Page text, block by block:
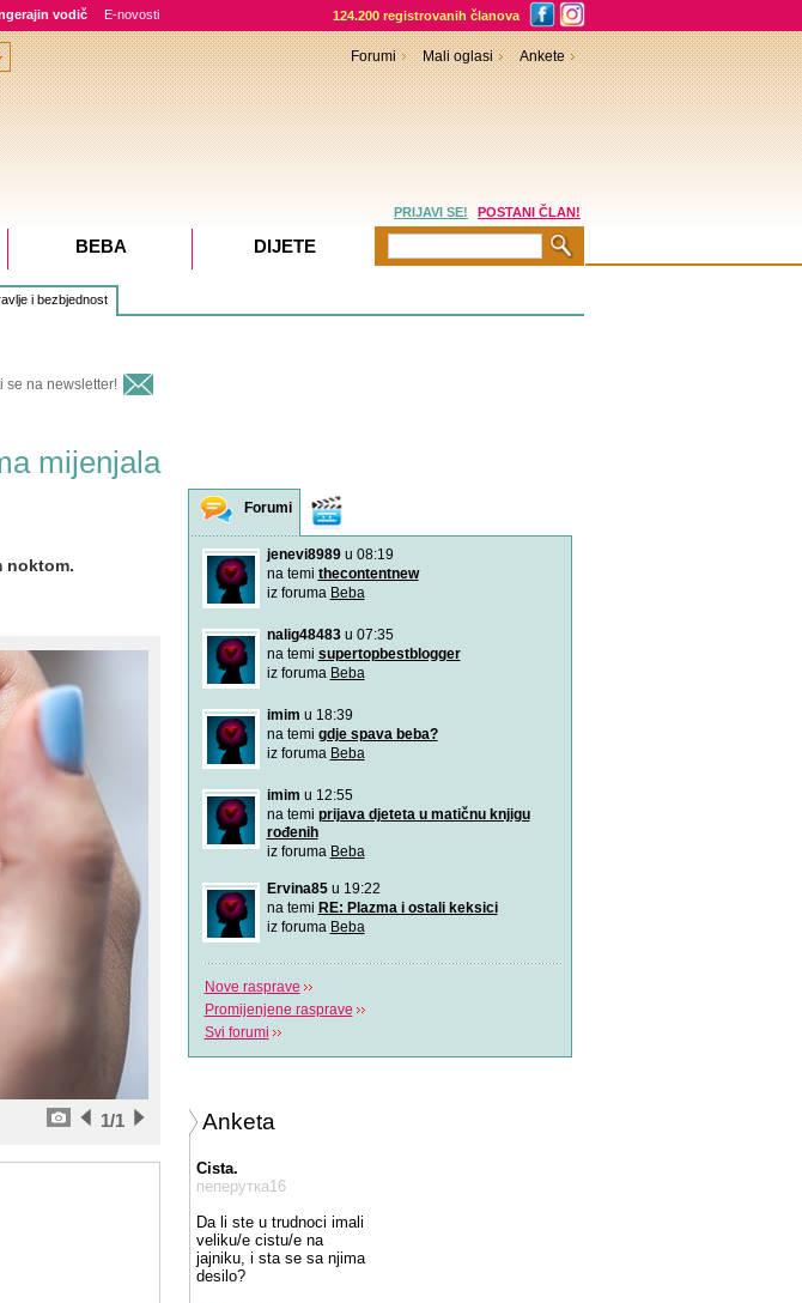
vodič E-novosti 124.200 registrovanih članova
i bezbjednost
se na newsletter!
mijenjala
noktom.
/1
1
Forumi
jenevi8989u 08:19
na temi thecontentnew
iz foruma Beba
nalig48483u 07:35
na temi supertopbestblogger
iz foruma Beba
imim u 18:39
na temi gdje spava beba?
iz foruma Beba
imim u 12:55
na temi prijava djeteta u matičnu knjigu
rođenih
iz foruma Beba
Ervina85u 19:22
na temi RE: Plazma i ostali keksici
iz foruma Beba
Nove rasprave
Promijenjene rasprave
Svi forumi
Anketa
Cista.
пеперутка16
Da li ste u trudnoci imali
veliku/e cistu/e na
jajniku, i sta se sa njima
desilo?
Forumi Mali oglasi Ankete
PRIJAVI SE! POSTANI ČLAN!
BEBA DIJETE